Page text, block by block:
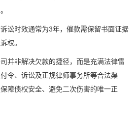
讼时效通常为3年，催款需保留书面证据
权。
并非解决欠款的捷径，而是充满法律雷
令、诉讼及正规律师事务所等合法渠
障债权安全、避免二次伤害的唯一正